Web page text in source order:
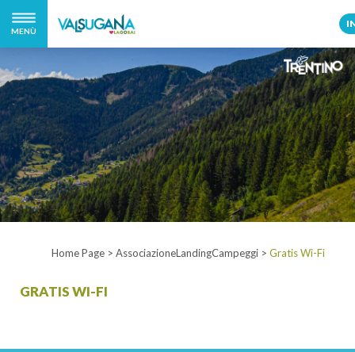
MENÙ
Home Page > AssociazioneLandingCampeggi > Gratis Wi-Fi
GRATIS WI-FI